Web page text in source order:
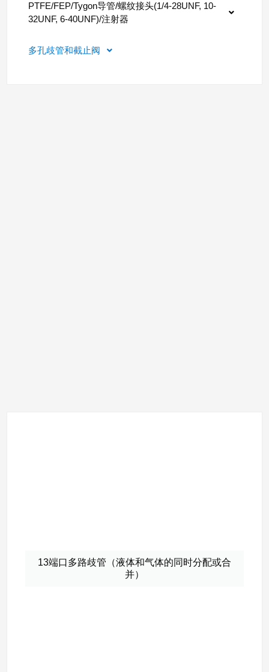
PTFE/FEP/Tygon导管/螺纹接头(1/4-28UNF, 10-
32UNF, 6-40UNF)/注射器
多孔歧管和截止阀
13端口多路歧管（液体和气体的同时分配或合
并）